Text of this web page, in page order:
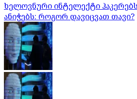
ხელოვნური ინტელექტი
ანიჭებს: როგორ დავიცვათ თავი?